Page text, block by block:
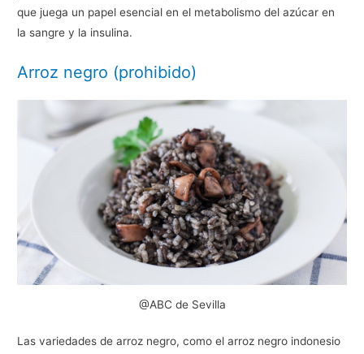
que juega un papel esencial en el metabolismo del azúcar en
la sangre y la insulina.
Arroz negro (prohibido)
@ABC de Sevilla
Las variedades de arroz negro, como el arroz negro indonesio